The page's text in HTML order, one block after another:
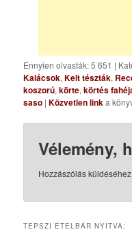
Ennyien olvasták: 5 651 |
Kalácsok,Kelt tészták,
koszorú,körte,körtés
saso |Közvetlen linka
Vélemény,
Hozzászólás
TEPSZI ÉTELBÁR NYITVA: